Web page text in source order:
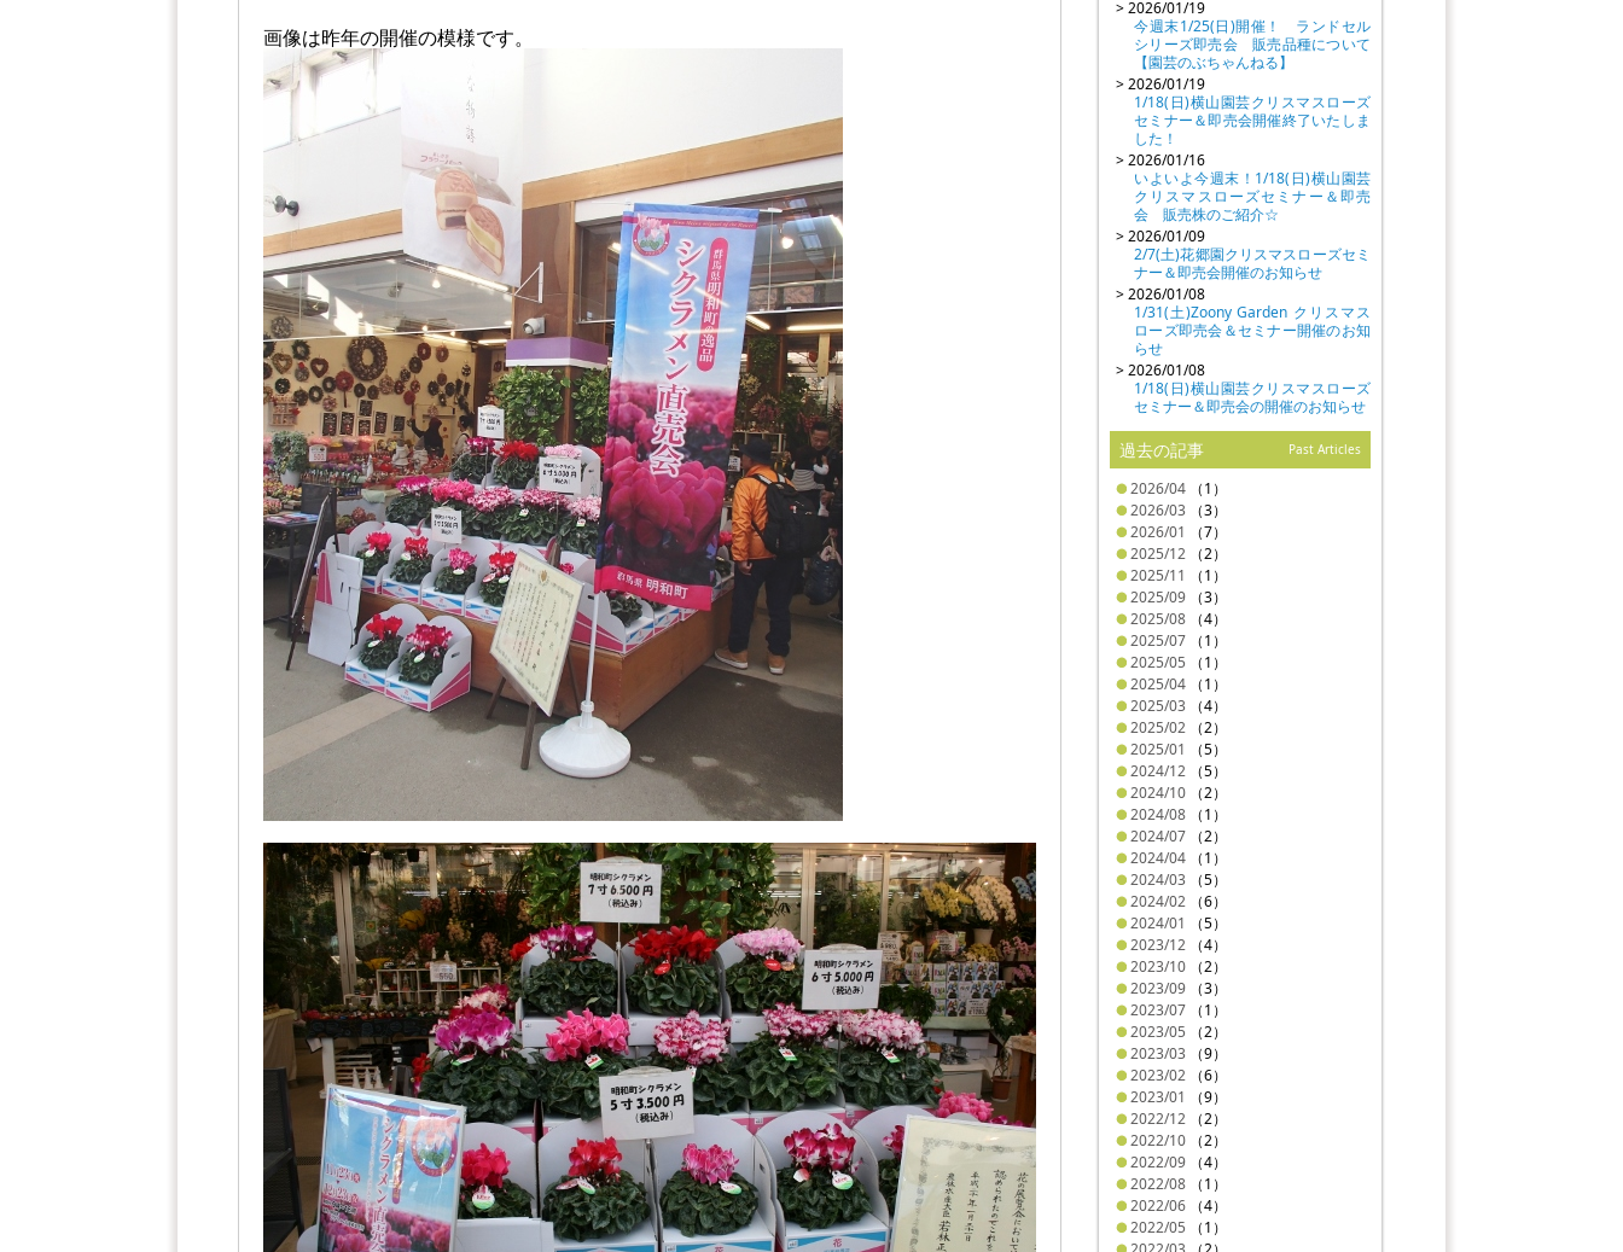
> 2026/01/19
今週末1/25(日)開催！ ランドセル
シリーズ即売会 販売品種について
【園芸のぶちゃんねる】
> 2026/01/19
1/18(日)横山園芸クリスマスローズ
セミナー＆即売会開催終了いたしま
した！
> 2026/01/16
いよいよ今週末！1/18(日)横山園芸
クリスマスローズセミナー＆即売
会 販売株のご紹介☆
> 2026/01/09
2/7(土)花郷園クリスマスローズセミ
ナー＆即売会開催のお知らせ
> 2026/01/08
1/31(土)Zoony Garden クリスマス
ローズ即売会＆セミナー開催のお知
らせ
> 2026/01/08
1/18(日)横山園芸クリスマスローズ
セミナー＆即売会の開催のお知らせ
Past Articles
過去の記事
2026/04 （1）
2026/03 （3）
2026/01
（7）
2025/12 （2）
2025/11
（1）
2025/09 （3）
2025/08 （4）
2025/07 （1）
2025/05 （1）
2025/04 （1）
2025/03 （4）
2025/02 （2）
2025/01
（5）
2024/12 （5）
2024/10 （2）
2024/08 （1）
2024/07 （2）
2024/04 （1）
2024/03 （5）
2024/02 （6）
2024/01
（5）
2023/12 （4）
2023/10 （2）
2023/09 （3）
2023/07 （1）
2023/05 （2）
2023/03 （9）
2023/02 （6）
2023/01
（9）
2022/12 （2）
2022/10 （2）
2022/09 （4）
2022/08 （1）
2022/06 （4）
2022/05 （1）
画像は昨年の開催の模様です。